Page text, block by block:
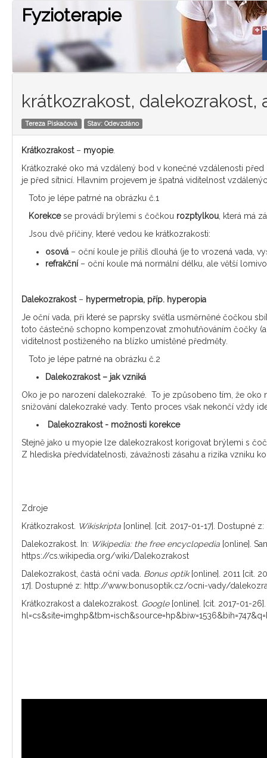
Fyzioterapie
krátkozrakost,
Tereza Piskačová Stav: Odevzdáno
Krátkozrakost– myopie.
Krátkozraké oko má vzdálený bod v konečné vzdálenosti
je před sítnicí. Hlavním projevem je špatná viditelnost
Toto je lépe patrné na obrázku č.1
Korekcese provádí brýlemi s čočkou rozptylkou , která má
Jsou dvě příčiny, které vedou ke krátkozrakosti:
osová – oční koule je příliš dlouhá (je to vrozená vada,
refrakční– oční koule má normální délku, ale větší
Dalekozrakost – hypermetropia, příp. hyperopia
Je oční vada, při které se paprsky světla usměrněné čočkou
toto částečně schopno kompenzovat zmohutňováním čočky
viditelnost postiženého na blízko umístěné předměty.
Toto je lépe patrné na obrázku č.2
Dalekozrakost – jak vzniká
Oko je po narození dalekozraké. To je způsobeno tím, že oko
snižování dalekozraké vady. Tento proces však nekončí vždy
Dalekozrakost - možnosti korekce
Stejně jako u myopie lze dalekozrakost korigovat brýlemi s
Z hlediska předvídatelnosti, závažnosti zásahu a rizika vzniku
Zdroje
Krátkozrakost. Wikiskripta [online]. [cit. 2017-01-17]. Dostupné
Dalekozrakost. In: Wikipedia: the free encyclopedia [online].
https://cs.wikipedia.org/wiki/Dalekozrakost
Dalekozrakost, častá oční vada. Bonus optik[online]. 2011 [cit.
17]. Dostupné z: http://www.bonusoptik.cz/ocni-vady/
Krátkozrakost a dalekozrakost. Google[online]. [cit. 2017-01-